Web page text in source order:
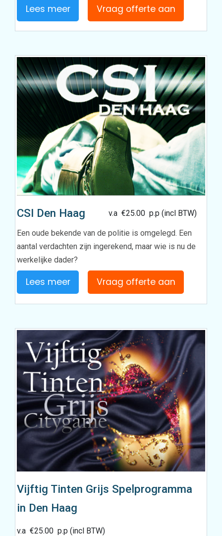
Lees meer Vraag offerte aan
CSI Den Haag v.a €25.00p.p (incl BTW)
Een oude bekende van de politie is omgelegd. Een
aantal verdachten zijn ingerekend, maar wie is nu de
werkelijke dader?
Lees meer Vraag offerte aan
Vijftig Tinten Grijs Spelprogramma
in Den Haag
v.a€25.00 p.p (incl BTW)